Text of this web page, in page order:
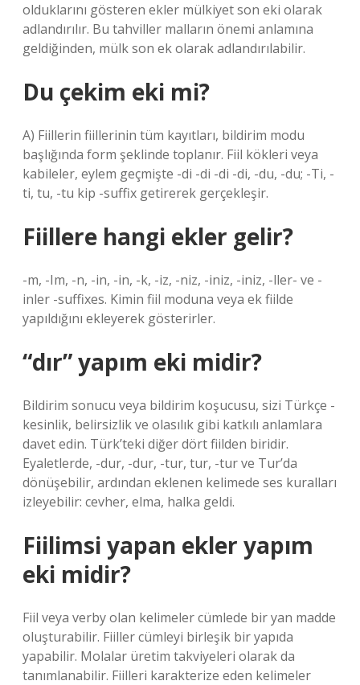
olduklarını gösteren ekler mülkiyet son eki olarak
adlandırılır. Bu tahviller malların önemi anlamına
geldiğinden, mülk son ek olarak adlandırılabilir.
Du çekim eki mi?
A) Fiillerin fiillerinin tüm kayıtları, bildirim modu
başlığında form şeklinde toplanır. Fiil kökleri veya
kabileler, eylem geçmişte -di -di -di -di, -du, -du; -Ti, -
ti, tu, -tu kip -suffix getirerek gerçekleşir.
Fiillere hangi ekler gelir?
-m, -Im, -n, -in, -in, -k, -iz, -niz, -iniz, -iniz, -ller- ve -
inler -suffixes. Kimin fiil moduna veya ek fiilde
yapıldığını ekleyerek gösterirler.
“dır” yapım eki midir?
Bildirim sonucu veya bildirim koşucusu, sizi Türkçe -
kesinlik, belirsizlik ve olasılık gibi katkılı anlamlara
davet edin. Türk’teki diğer dört fiilden biridir.
Eyaletlerde, -dur, -dur, -tur, tur, -tur ve Tur’da
dönüşebilir, ardından eklenen kelimede ses kuralları
izleyebilir: cevher, elma, halka geldi.
Fiilimsi yapan ekler yapım
eki midir?
Fiil veya verby olan kelimeler cümlede bir yan madde
oluşturabilir. Fiiller cümleyi birleşik bir yapıda
yapabilir. Molalar üretim takviyeleri olarak da
tanımlanabilir. Fiilleri karakterize eden kelimeler